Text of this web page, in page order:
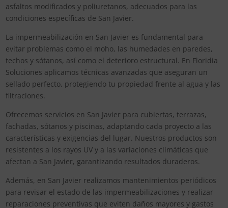
asfaltos modificados y poliuretanos, adecuados para las
condiciones específicas de San Javier.
La impermeabilización en San Javier es fundamental para
evitar problemas como el moho, las humedades en paredes,
techos y sótanos, así como el deterioro estructural. En Floridia
Soluciones aplicamos técnicas avanzadas que aseguran un
sellado perfecto, protegiendo tu propiedad frente al agua y las
filtraciones.
Ofrecemos servicios en San Javier para cubiertas, terrazas,
fachadas, sótanos y piscinas, adaptando cada proyecto a las
características y exigencias del lugar. Nuestros productos son
resistentes a los rayos UV y a las variaciones climáticas que
afectan a San Javier, garantizando resultados duraderos.
Además, en San Javier realizamos mantenimientos periódicos
para revisar el estado de las impermeabilizaciones y realizar
reparaciones preventivas que eviten daños mayores y gastos